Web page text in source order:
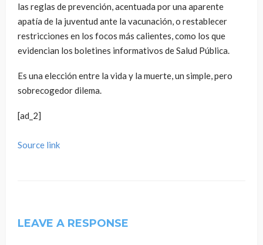
las reglas de prevención, acentuada por una aparente
apatía de la juventud ante la vacunación, o restablecer
restricciones en los focos más calientes, como los que
evidencian los boletines informativos de Salud Pública.
Es una elección entre la vida y la muerte, un simple, pero
sobrecogedor dilema.
[ad_2]
Source link
LEAVE A RESPONSE